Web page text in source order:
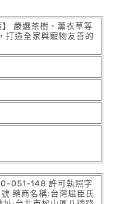
】 嚴選茶樹、薰衣草等
打造全家與寵物友善的
051-148 許可執照字
藥商名稱:台灣屈臣氏